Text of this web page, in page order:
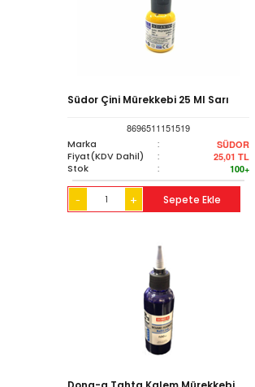
Südor Çini Mürekkebi 25 Ml Sarı
8696511151519
Marka
: SÜDOR
Fiyat(KDV Dahil) : 25,01 TL
Stok : 100+
- + Sepete Ekle